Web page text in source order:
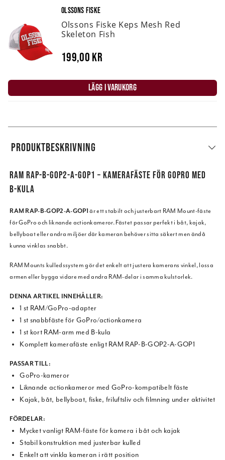
OLSSONS FISKE
Olssons Fiske Keps Mesh Red
Skeleton Fish
199,00 kr
LÄGG I VARUKORG
PRODUKTBESKRIVNING
RAM RAP-B-GOP2-A-GOP1 – KAMERAFÄSTE FÖR GOPRO MED
B-KULA
RAM RAP-B-GOP2-A-GOP1är ett stabilt och justerbart RAM Mount-fäste
för GoPro och liknande actionkameror. Fästet passar perfekt i båt, kajak,
bellyboat eller andra miljöer där kameran behöver sitta säkert men ändå
kunna vinklas snabbt.
RAM Mounts kulledssystem gör det enkelt att justera kamerans vinkel, lossa
armen eller bygga vidare med andra RAM-delar i samma kulstorlek.
DENNA ARTIKEL INNEHÅLLER:
1 st RAM/GoPro-adapter
1 st snabbfäste för GoPro/actionkamera
1 st kort RAM-arm med B-kula
Komplett kamerafäste enligt RAM RAP-B-GOP2-A-GOP1
PASSAR TILL:
GoPro-kameror
Liknande actionkameror med GoPro-kompatibelt fäste
Kajak, båt, bellyboat, fiske, friluftsliv och filmning under aktivitet
FÖRDELAR:
Mycket vanligt RAM-fäste för kamera i båt och kajak
Stabil konstruktion med justerbar kulled
Enkelt att vinkla kameran i rätt position